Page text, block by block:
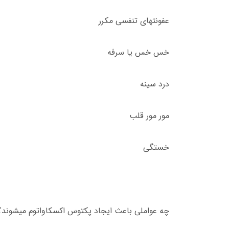
عفونتهای تنفسی مکرر
خس خس یا سرفه
درد سینه
مور مور قلب
خستگی
چه عواملی باعث ایجاد پکتوس اکسکاواتوم